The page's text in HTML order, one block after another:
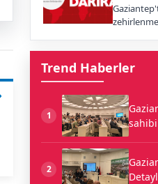
Trend Haberler
1
2